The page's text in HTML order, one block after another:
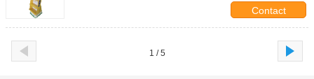
Contact
1 / 5